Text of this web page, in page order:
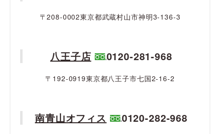
〒208-0002東京都武蔵村山市神明3-136-3
八王子店 0120-281-968
〒192-0919東京都八王子市七国2-16-2
南青山オフィス 0120-282-968